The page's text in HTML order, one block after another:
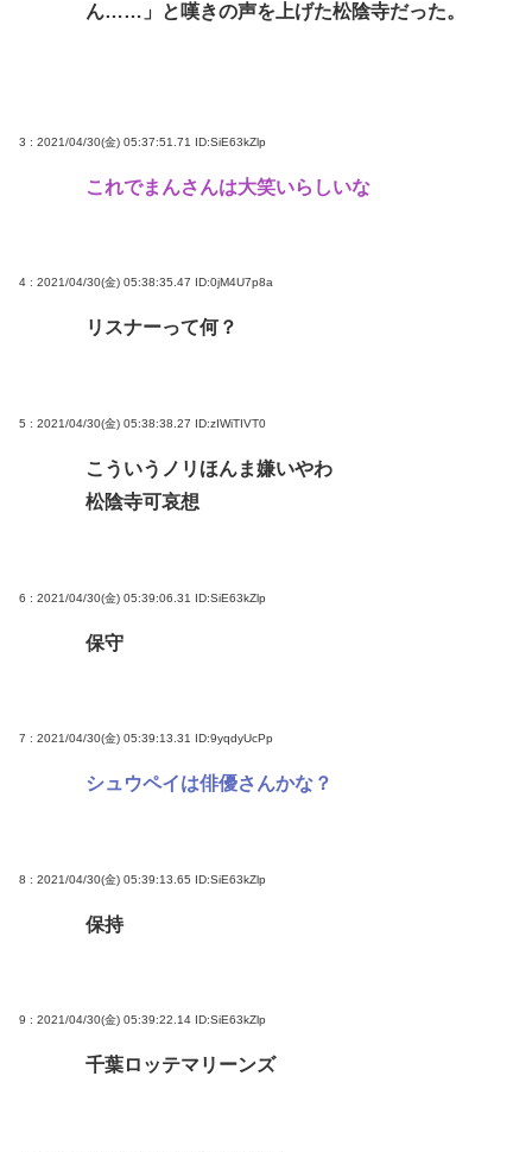
ん……」と嘆きの声を上げた松陰寺だった。
3 : 2021/04/30(金) 05:37:51.71 ID:SiE63kZlp
これでまんさんは大笑いらしいな
4 : 2021/04/30(金) 05:38:35.47 ID:0jM4U7p8a
リスナーって何？
5 : 2021/04/30(金) 05:38:38.27 ID:zIWiTIVT0
こういうノリほんま嫌いやわ
松陰寺可哀想
6 : 2021/04/30(金) 05:39:06.31 ID:SiE63kZlp
保守
7 : 2021/04/30(金) 05:39:13.31 ID:9yqdyUcPp
シュウペイは俳優さんかな？
8 : 2021/04/30(金) 05:39:13.65 ID:SiE63kZlp
保持
9 : 2021/04/30(金) 05:39:22.14 ID:SiE63kZlp
千葉ロッテマリーンズ